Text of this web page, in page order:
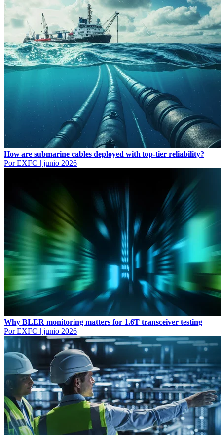
How are submarine cables deployed with top-tier reliability?
Por EXFO | junio 2026
Why BLER monitoring matters for 1.6T transceiver testing
Por EXFO | junio 2026